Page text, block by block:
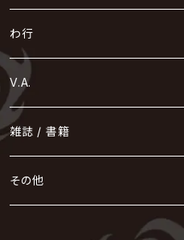
Acid Black Cherry
Ashmaze.
甘い暴力
アリス九號. / ALICE NINE. / A9
色々な十字架
168 / 葵-168-
the GazettE
GOTCHAROCKA
蛾と蝶
清春
KIRITO / キリト
己龍
GREN / グレン
黒夢
Sadie
XANVALA
Sick²
ジグソウ
シド
sukekiyo
SCAPEGOAT
SPLENDID GOD GIRAFFE
SLAPSLY / CHIYU
ZOMBIE / ぞんび
DADAROMA
逹瑯
DAVID / SUI / 縁
DIAURA
D'ESPAIRSRAY
DIR EN GREY
東京花嫁
Tourbillon
Dawnman
NETH PRIERE CAIN
NEVERLAND
の
NoGoD
NOCTURNAL BLOODLUST
HAZUKI / 葉月
花見桜こうき
薔薇の宮殿
美炎-BIEN-
vistlip
hide with Spread Beaver / hide
Far East Dizain
Fatüm
FANTASTIC◇CIRCUS
へ
BabyKingdom
THE BEETHOVEN
ほ
POIDOL
HOLLOWGRAM
MAO / マオ from SID
machine
MUSCLE ATTACK
未完成アリス
ミスイ
mitsu
む
MUCC / ムック
め
メトロノーム
MERRY / メリー
も
THE MORTAL
ヤミテラ / 外道反逆者ヤミテラ
ゆ
YUKIYA / 藤田幸也
ユナイト
よ
ら
rice
Rides In ReVellion
り
Leetspeak monsters
Ricky
る
Ruiza
れ
わ行
わ
wyse
我が為
V.A.
雑誌 / 書籍
hévn
その他